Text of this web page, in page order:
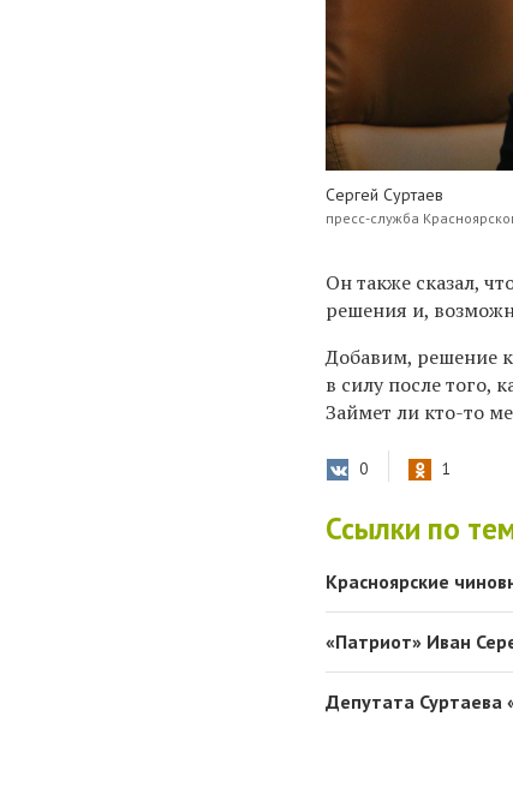
Сергей Суртаев
пресс-служба
Он также сказал,
решения и,
Добавим, решение
в силу после того,
Займет ли кто-то
0 1
Ссылки по
Красноярские
«Патриот» Иван
Депутата Суртаева